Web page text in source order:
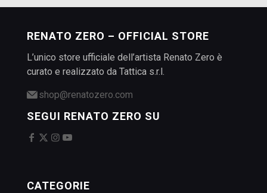
RENATO ZERO – OFFICIAL STORE
L’unico store ufficiale dell’artista Renato Zero è
curato e realizzato da Tattica s.r.l.
shop@renatozero.com
SEGUI RENATO ZERO SU
CATEGORIE